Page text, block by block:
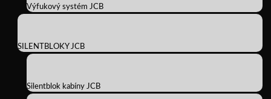
Výfukový systém JCB
SILENTBLOKY JCB
Silentblok kabíny JCB